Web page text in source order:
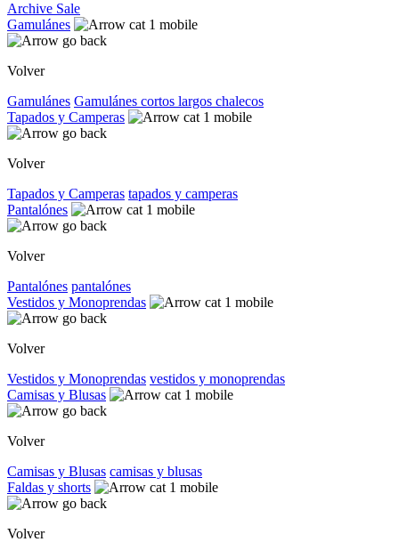
Archive Sale
Gamulánes
Volver
Gamulánes Gamulánes cortos largos chalecos
Tapados y Camperas
Volver
Tapados y Camperas tapados y camperas
Pantalónes
Volver
Pantalónes pantalónes
Vestidos y Monoprendas
Volver
Vestidos y Monoprendas vestidos y monoprendas
Camisas y Blusas
Volver
Camisas y Blusas camisas y blusas
Faldas y shorts
Volver